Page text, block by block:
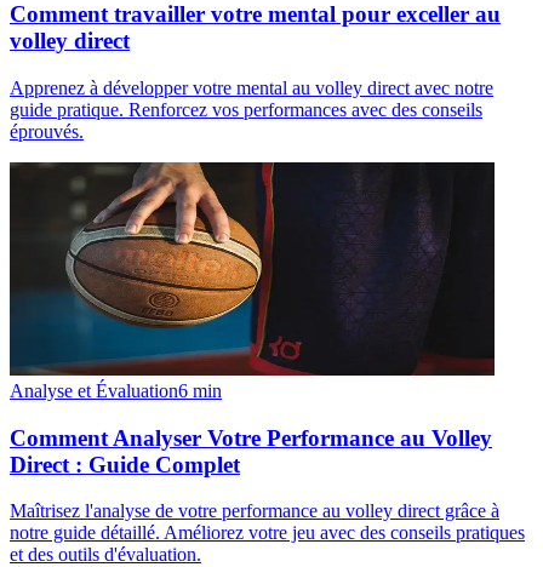
Comment travailler votre mental pour exceller au
volley direct
Apprenez à développer votre mental au volley direct avec notre
guide pratique. Renforcez vos performances avec des conseils
éprouvés.
Analyse et Évaluation6 min
Comment Analyser Votre Performance au Volley
Direct : Guide Complet
Maîtrisez l'analyse de votre performance au volley direct grâce à
notre guide détaillé. Améliorez votre jeu avec des conseils pratiques
et des outils d'évaluation.